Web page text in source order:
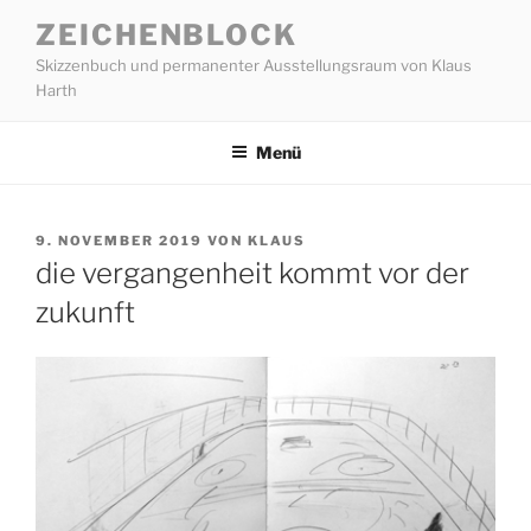
Inhalt
springen
ZEICHENBLOCK
Skizzenbuch und permanenter Ausstellungsraum von Klaus
Harth
Menü
VERÖFFENTLICHT
AM
9. NOVEMBER 2019 VON KLAUS
die vergangenheit kommt vor der
zukunft